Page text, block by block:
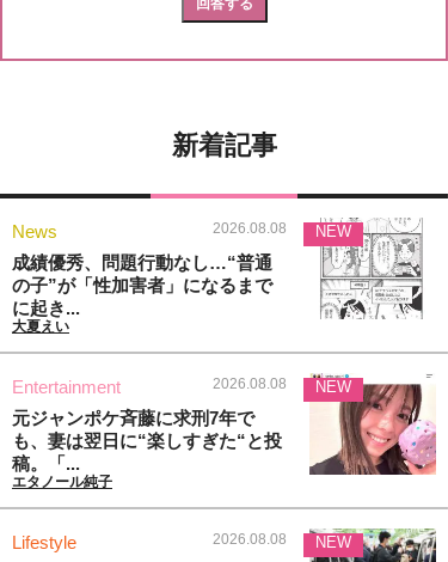
新着記事
News 2026.08.08
成績優秀、問題行動なし…“普通
の子”が「性加害者」になるまで
に起き...
大夏えい
NEW
Entertainment 2026.08.08
元ジャンポケ斉藤に求刑7年で
も、妻は翌日に“楽しすぎた“と投
稿。「...
エタノール純子
NEW
Lifestyle 2026.08.08 NEW